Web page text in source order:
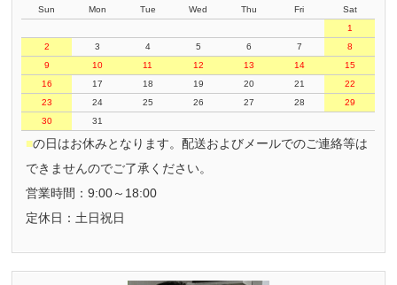
Sun
Mon Tue Wed Thu Fri
Sat
1
2
3 4 5 6 7
8
9
10 11 12 13 14
15
16
17 18 19 20 21
22
23
24 25 26 27 28
29
30
31
■の日はお休みとなります。配送およびメールでのご連絡等は
できませんのでご了承ください。
営業時間：9:00～18:00
定休日：土日祝日